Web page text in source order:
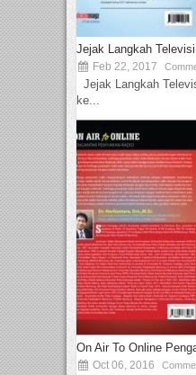
Jejak Langkah
Feb 22, 2017
Jejak Langkah
ke...
On Air To Online
Oct 06, 2016